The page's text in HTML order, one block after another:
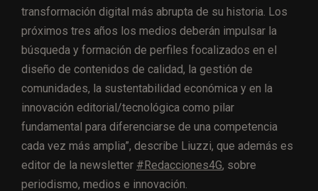
transformación digital más abrupta de su historia. Los
próximos tres años los medios deberán impulsar la
búsqueda y formación de perfiles focalizados en el
diseño de contenidos de calidad, la gestión de
comunidades, la sustentabilidad económica y en la
innovación editorial/tecnológica como pilar
fundamental para diferenciarse de una competencia
cada vez más amplia”, describe Liuzzi, que además es
editor de la newsletter #Redacciones4G, sobre
periodismo, medios e innovación.